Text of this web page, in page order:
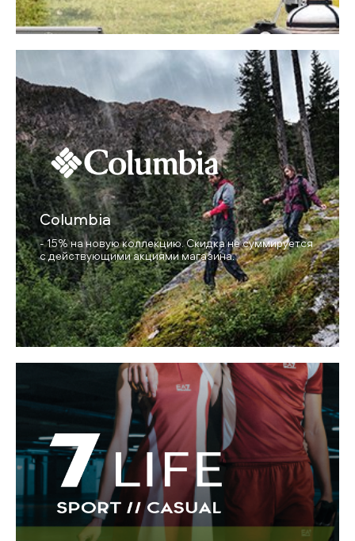
Columbia
- 15% на новую коллекцию. Скидка не суммируется
с действующими акциями магазина.